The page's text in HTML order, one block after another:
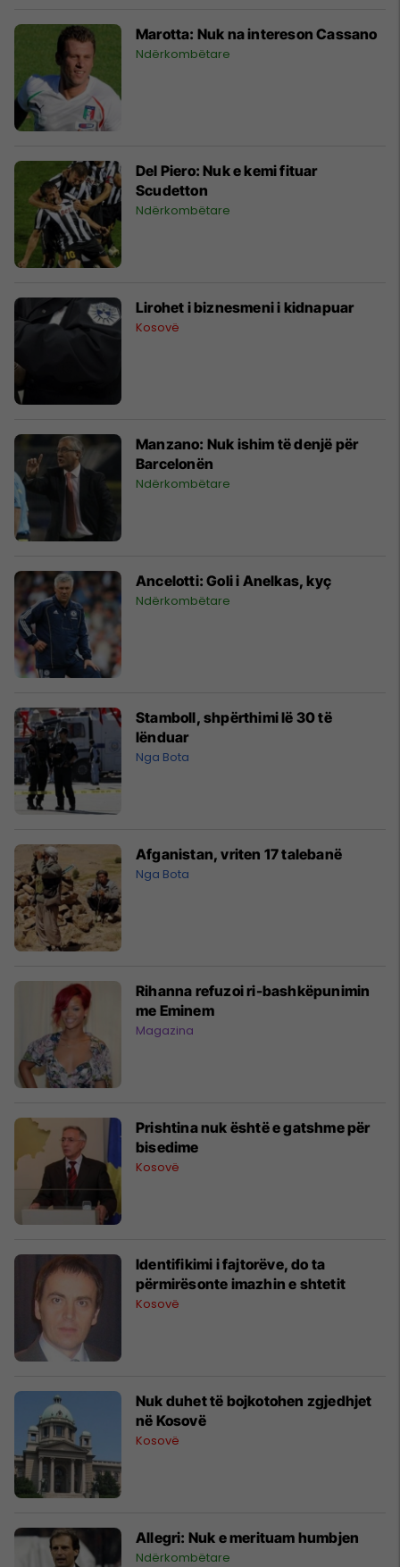
Marotta: Nuk na intereson Cassano
Ndërkombëtare
Del Piero: Nuk e kemi fituar
Scudetton
Ndërkombëtare
Lirohet i biznesmeni i kidnapuar
Kosovë
Manzano: Nuk ishim të denjë për
Barcelonën
Ndërkombëtare
Ancelotti: Goli i Anelkas, kyç
Ndërkombëtare
Stamboll, shpërthimi lë 30 të
lënduar
Nga Bota
Afganistan, vriten 17 talebanë
Nga Bota
Rihanna refuzoi ri-bashkëpunimin
me Eminem
Magazina
Prishtina nuk është e gatshme për
bisedime
Kosovë
Identifikimi i fajtorëve, do ta
përmirësonte imazhin e shtetit
Kosovë
Nuk duhet të bojkotohen zgjedhjet
në Kosovë
Kosovë
Allegri: Nuk e merituam humbjen
Ndërkombëtare